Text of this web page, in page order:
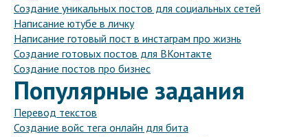
Создание уникальных постов для социальных сетей
Написание ютубе в личку
Написание готовый пост в инстаграм про жизнь
Создание готовых постов для ВКонтакте
Создание постов про бизнес
Популярные задания
Перевод текстов
Создание войс тега онлайн для бита